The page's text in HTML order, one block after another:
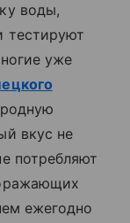
воды,
тестируют
уже
вкус не
потребляют
ежегодно